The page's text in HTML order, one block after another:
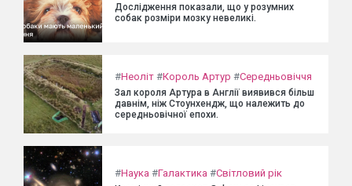
Дослідження показали, що у розумних
собак розміри мозку невеликі.
#Неоліт #Король Артур #Середньовіччя
Зал короля Артура в Англії виявився більш
давнім, ніж Стоунхендж, що належить до
середньовічної епохи.
#Наука #Галактика #Світловий рік